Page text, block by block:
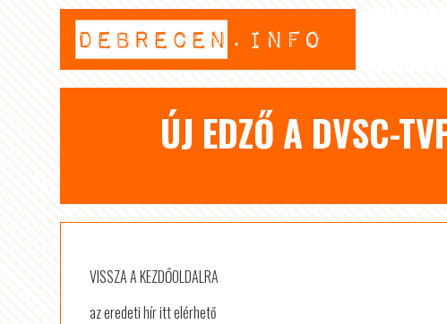
ÚJ EDZŐ A DVSC-
VISSZA A KEZDŐOLDALRA
az eredeti hír itt elérhető